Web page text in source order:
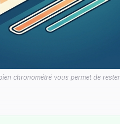
chronométré vous permet de